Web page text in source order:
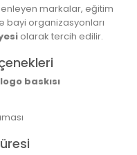
markalar, eğitim
bayi organizasyonları
olarak tercih edilir.
logo baskısı